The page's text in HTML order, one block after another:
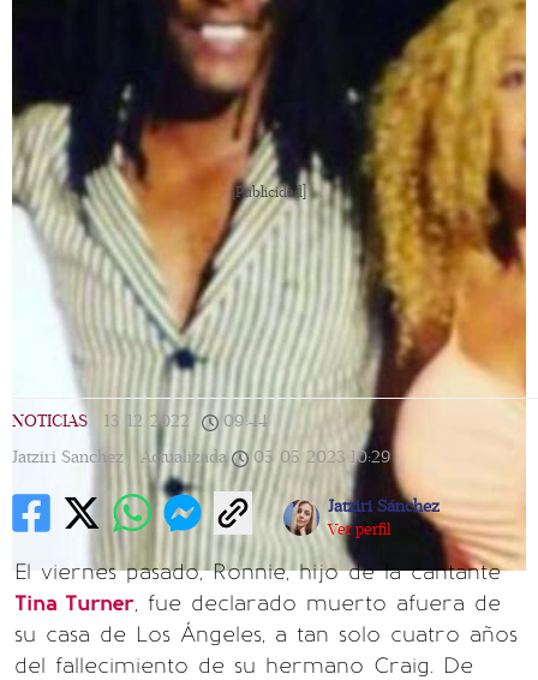
[Publicidad]
NOTICIAS 13/12/2022 09:44
Jatziri Sanchez |
Actualizada 05/05/2023 10:29
Jatziri Sánchez
Ver perfil
El viernes pasado, Ronnie, hijo de la cantante
Tina Turner, fue declarado muerto afuera de
su casa de Los Ángeles, a tan solo cuatro años
del fallecimiento de su hermano Craig. De